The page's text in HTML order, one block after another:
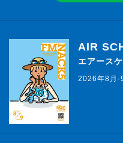
AIR
エアース
2026年8月-